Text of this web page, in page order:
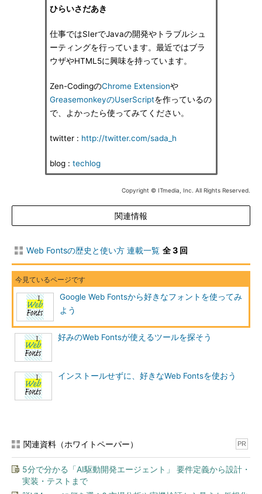
ひらいさだあき
仕事ではSIerでJavaの開発やトラブルシュ
ーティングを行っています。最近ではブラ
ウザやHTML5に興味を持っています。
Zen-CodingのChrome Extensionや
GreasemonkeyのUserScriptを作っているの
で、よかったら使ってみてください。
twitter : http://twitter.com/sada_h
blog : techlog
Copyright © ITmedia, Inc. All Rights Reserved.
関連情報
Web Fontsの歴史と使い方 連載一覧 全 3 回
Google Web Fontsから好きなフォントを使ってみ
よう
好みのWeb Fontsが使えるツールを探そう
インストールせずに、好きなWeb Fontsを使おう
関連資料（ホワイトペーパー） PR
5分で分かる「AI駆動開発エージェント」 要件定義から設計・
実装・テストまで